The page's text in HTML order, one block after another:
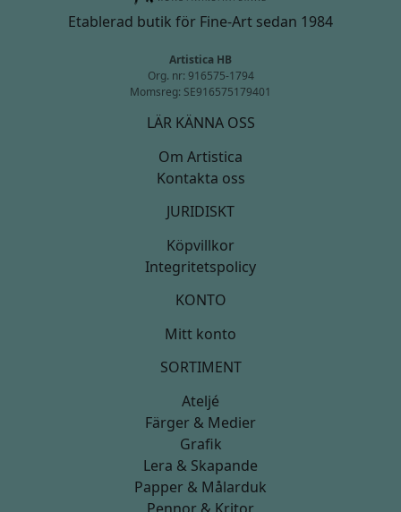
Etablerad butik för Fine-Art sedan 1984
Artistica HB
Org. nr: 916575-1794
Momsreg: SE916575179401
LÄR KÄNNA OSS
Om Artistica
Kontakta oss
JURIDISKT
Köpvillkor
Integritetspolicy
KONTO
Mitt konto
SORTIMENT
Ateljé
Färger & Medier
Grafik
Lera & Skapande
Papper & Målarduk